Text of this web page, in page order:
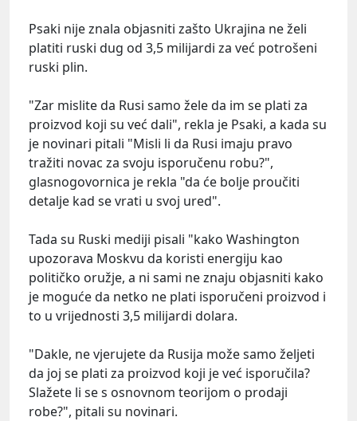
Psaki nije znala objasniti zašto Ukrajina ne želi
platiti ruski dug od 3,5 milijardi za već potrošeni
ruski plin.
"Zar mislite da Rusi samo žele da im se plati za
proizvod koji su već dali", rekla je Psaki, a kada su
je novinari pitali "Misli li da Rusi imaju pravo
tražiti novac za svoju isporučenu robu?",
glasnogovornica je rekla "da će bolje proučiti
detalje kad se vrati u svoj ured".
Tada su Ruski mediji pisali "kako Washington
upozorava Moskvu da koristi energiju kao
političko oružje, a ni sami ne znaju objasniti kako
je moguće da netko ne plati isporučeni proizvod i
to u vrijednosti 3,5 milijardi dolara.
"Dakle, ne vjerujete da Rusija može samo željeti
da joj se plati za proizvod koji je već isporučila?
Slažete li se s osnovnom teorijom o prodaji
robe?", pitali su novinari.